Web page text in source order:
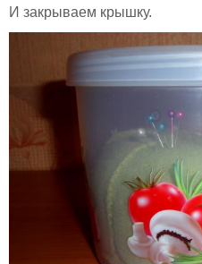
И закрываем крышку.